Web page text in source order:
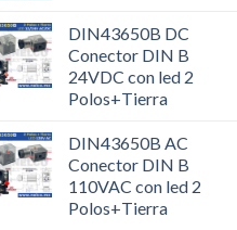
DIN43650B DC
Conector DIN B
24VDC con led 2
Polos+Tierra
DIN43650B AC
Conector DIN B
110VAC con led 2
Polos+Tierra